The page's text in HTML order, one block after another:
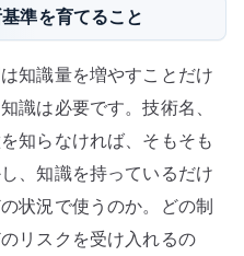
準を育てること
知識量を増やすことだけ
識は必要です。技術名、
知らなければ、そもそも
、知識を持っているだけ
状況で使うのか。どの制
リスクを受け入れるの